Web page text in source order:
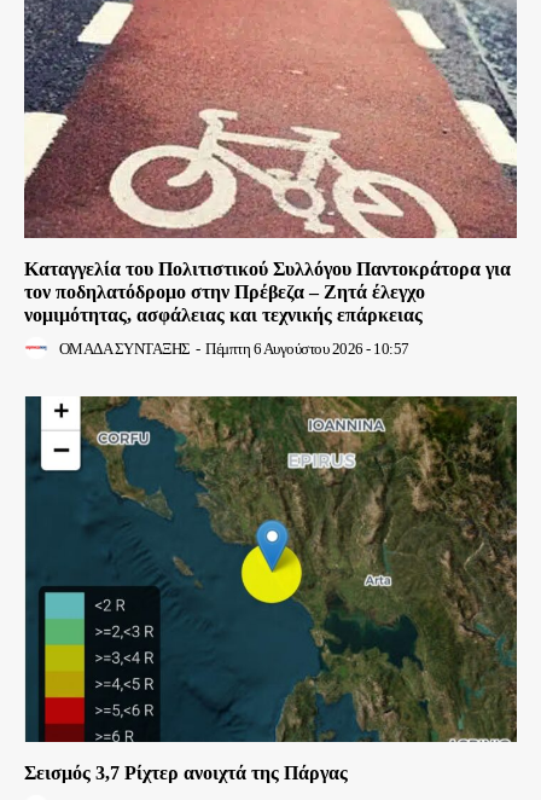
Καταγγελία του Πολιτιστικού Συλλόγου Παντοκράτορα για
τον ποδηλατόδρομο στην Πρέβεζα – Ζητά έλεγχο
νομιμότητας, ασφάλειας και τεχνικής επάρκειας
ΟΜΑΔΑ ΣΥΝΤΑΞΗΣ - Πέμπτη 6 Αυγούστου 2026 - 10:57
Σεισμός 3,7 Ρίχτερ ανοιχτά της Πάργας